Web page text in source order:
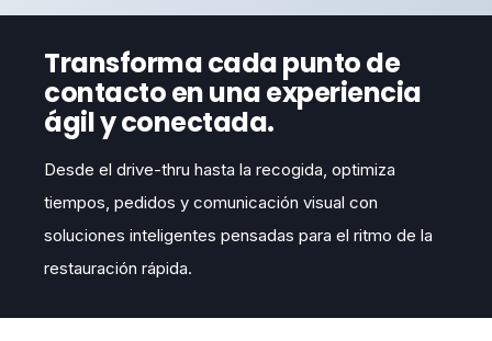
Transforma cada punto de
contacto en una experiencia
ágil y conectada.
Desde el drive-thru hasta la recogida, optimiza
tiempos, pedidos y comunicación visual con
soluciones inteligentes pensadas para el ritmo de la
restauración rápida.